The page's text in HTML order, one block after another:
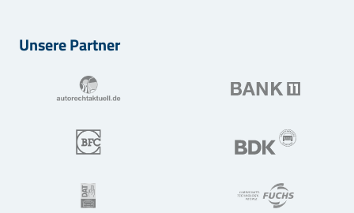
Unsere Partner